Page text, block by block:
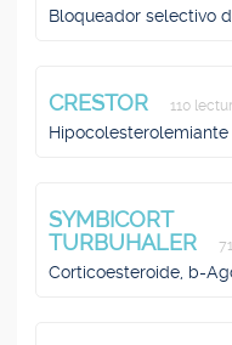
Bloqueador selectivo
CRESTOR 110
Hipocolesterolemiante
SYMBICORT
TURBUHALER
Corticoesteroide, b-